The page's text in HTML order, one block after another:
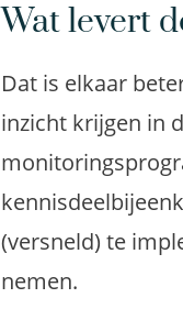
Wat levert
Dat is elkaar
inzicht krijgen in
(versneld) te
nemen.